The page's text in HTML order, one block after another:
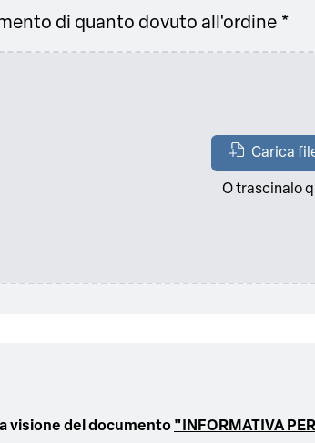
di quanto dovuto all'ordine *
Carica
O trascinalo
visione del documento "INFORMATIVA